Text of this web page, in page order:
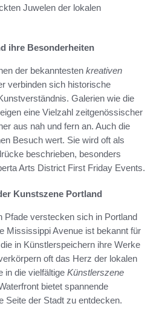
Juwelen der lokalen
ihre Besonderheiten
der bekanntesten kreativen
verbinden sich historische
Galerien wie die
eine Vielzahl zeitgenössischer
aus nah und fern an. Auch die
Besuch wert. Sie wird oft als
beschrieben, besonders
Arts District First Friday Events.
Kunstszene Portland
Pfade verstecken sich in Portland
Mississippi Avenue ist bekannt für
in Künstlerspeichern ihre Werke
oft das Herz der lokalen
in die vielfältige Künstlerszene
bietet spannende
Seite der Stadt zu entdecken.